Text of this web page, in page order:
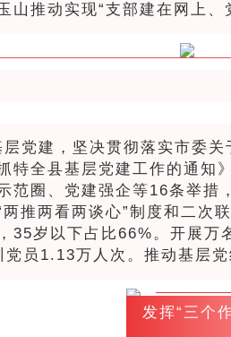
山推动实现“支部建在网上、
党建，坚决贯彻落实市委
特全县基层党建工作的通知
范圈、党建强企等16条举措
推两看两谈心”制度和二次
35岁以下占比66%。开展万
员1.13万人次。推动基层党
发挥“三个